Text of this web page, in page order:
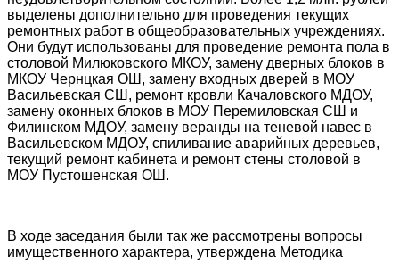
выделены дополнительно для проведения текущих
ремонтных работ в общеобразовательных учреждениях.
Они будут использованы для проведение ремонта пола в
столовой Милюковского МКОУ, замену дверных блоков в
МКОУ Чернцкая ОШ, замену входных дверей в МОУ
Васильевская СШ, ремонт кровли Качаловского МДОУ,
замену оконных блоков в МОУ Перемиловская СШ и
Филинском МДОУ, замену веранды на теневой навес в
Васильевском МДОУ, спиливание аварийных деревьев,
текущий ремонт кабинета и ремонт стены столовой в
МОУ Пустошенская ОШ.
В ходе заседания были так же рассмотрены вопросы
имущественного характера, утверждена Методика